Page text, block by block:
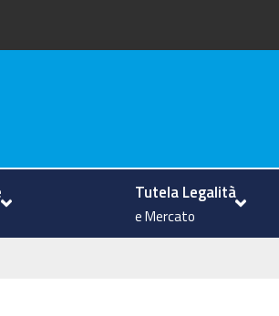
Tutela Legalità
e Mercato